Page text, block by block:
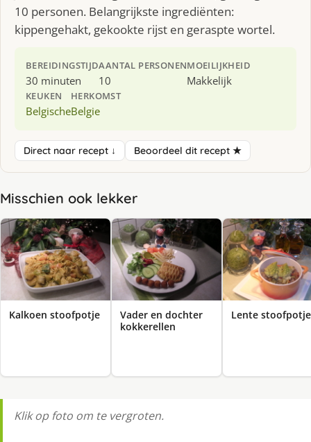
10 personen. Belangrijkste ingrediënten:
kippengehakt, gekookte rijst en geraspte wortel.
BEREIDINGSTIJD
30 minuten
AANTAL PERSONEN
10
MOEILIJKHEID
Makkelijk
KEUKEN
Belgische
HERKOMST
Belgie
Direct naar recept ↓ Beoordeel dit recept ★
Misschien ook lekker
Kalkoen stoofpotje
Vader en dochter
kokkerellen
Lente stoofpotje
Klik op foto om te vergroten.